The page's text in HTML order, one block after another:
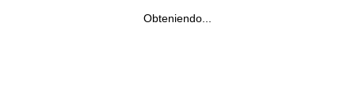
Obteniendo...